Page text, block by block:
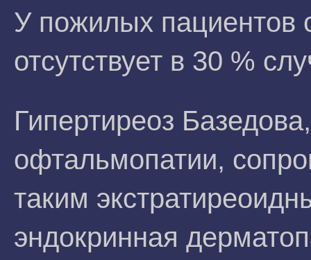
У пожилых пациентов
отсутствует в 30 %
Гипертиреоз
офтальмопатии,
таким
эндокринная